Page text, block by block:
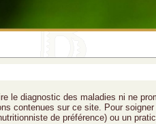
le diagnostic des maladies ni ne
contenues sur ce site. Pour
de préférence) ou un